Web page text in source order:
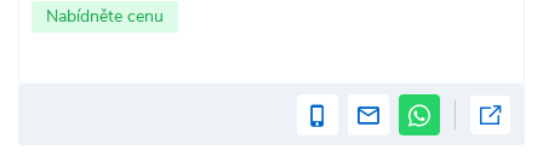
Nabídněte cenu